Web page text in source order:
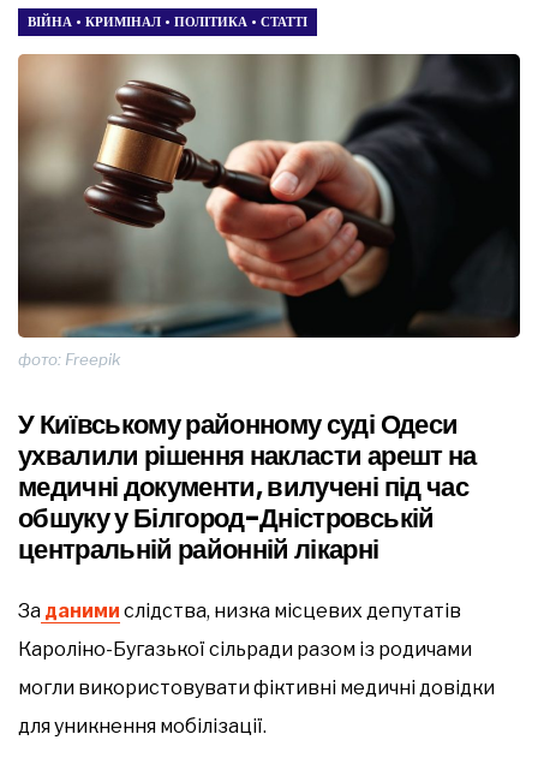
ВІЙНА • КРИМІНАЛ • ПОЛІТИКА • СТАТТІ
фото: Freepik
У Київському районному суді Одеси
ухвалили рішення накласти арешт на
медичні документи, вилучені під час
обшуку у Білгород-Дністровській
центральній районній лікарні
За даними слідства, низка місцевих депутатів
Кароліно-Бугазької сільради разом із родичами
могли використовувати фіктивні медичні довідки
для уникнення мобілізації.